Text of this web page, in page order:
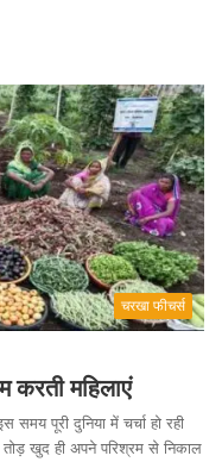
चरखा फीचर्स
करती महिलाएं
पूरी दुनिया में चर्चा हो रही
तोड़ खुद ही अपने परिश्रम से निकाल